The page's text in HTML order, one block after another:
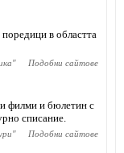
в областта
" Подобни сайтове
филми и бюлетин с
списание.
" Подобни сайтове